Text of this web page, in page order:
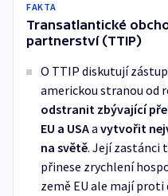
FAKTA
Transatlantické
partnerství (TTIP)
O TTIP diskutují
americkou stranou od
odstranit zbývající
EU a USAa vytvořit
na světě. Její zastánci
přinese zrychlení
země EU ale mají